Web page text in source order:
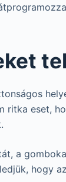
ritka eset,
a
hogy